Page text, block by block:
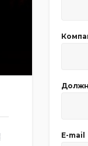
E-mail